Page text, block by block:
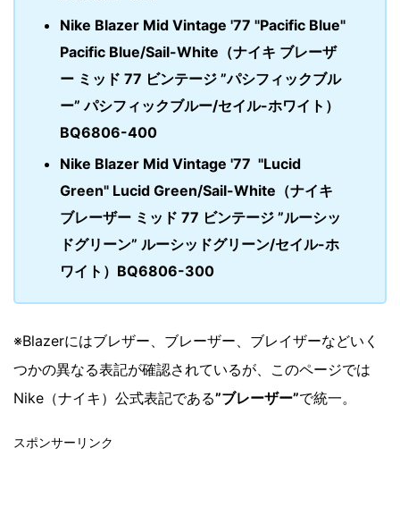
Nike Blazer Mid Vintage '77 "Pacific Blue"
Pacific Blue/Sail-White（ナイキ ブレーザ
ー ミッド 77 ビンテージ ”パシフィックブル
ー” パシフィックブルー/セイル-ホワイト）
BQ6806-400
Nike Blazer Mid Vintage '77 "Lucid
Green" Lucid Green/Sail-White（ナイキ
ブレーザー ミッド 77 ビンテージ ”ルーシッ
ドグリーン” ルーシッドグリーン/セイル-ホ
ワイト）BQ6806-300
※Blazerにはブレザー、ブレーザー、ブレイザーなどいく
つかの異なる表記が確認されているが、このページでは
Nike（ナイキ）公式表記である”ブレーザー”で統一。
スポンサーリンク